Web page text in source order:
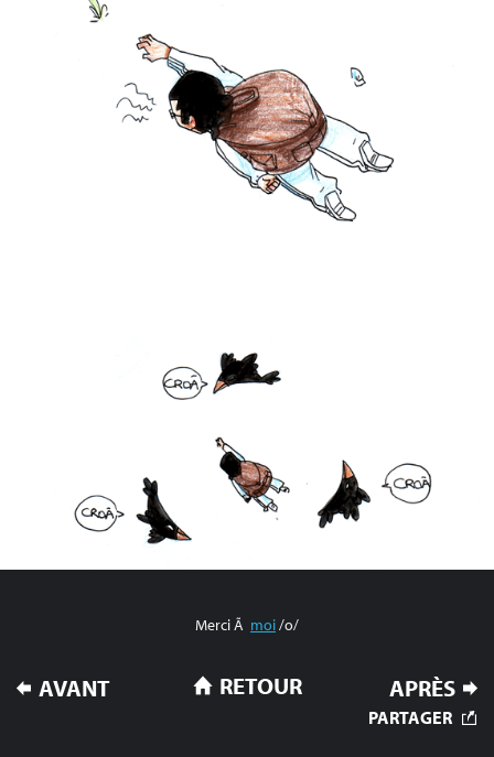
Merci Ã moi/o/
NAVIGATION
DE
AVANT APRÈS
RETOUR
PARTAGER